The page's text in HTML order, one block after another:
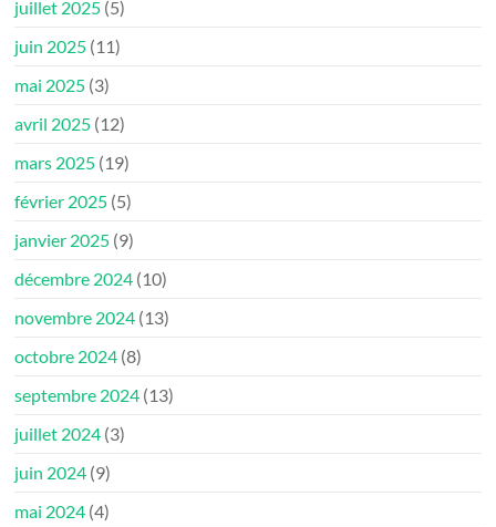
juillet 2025 (5)
juin 2025 (11)
mai 2025 (3)
avril 2025 (12)
mars 2025 (19)
février 2025 (5)
janvier 2025 (9)
décembre 2024 (10)
novembre 2024 (13)
octobre 2024 (8)
septembre 2024 (13)
juillet 2024 (3)
juin 2024 (9)
mai 2024 (4)